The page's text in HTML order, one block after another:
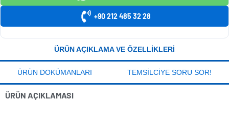
+90 212 485 32 28
ÜRÜN AÇIKLAMA VE ÖZELLIKLERI
ÜRÜN DOKÜMANLARI TEMSILCIYE SORU SOR!
ÜRÜN AÇIKLAMASI